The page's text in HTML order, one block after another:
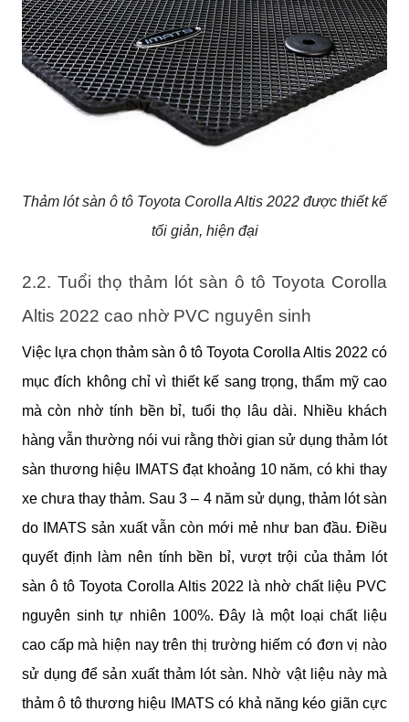
Thảm lót sàn ô tô Toyota Corolla Altis 2022 được thiết kế
tối giản, hiện đại
2.2. Tuổi thọ thảm lót sàn ô tô Toyota Corolla
Altis 2022 cao nhờ PVC nguyên sinh
Việc lựa chọn thảm sàn ô tô Toyota Corolla Altis 2022 có
mục đích không chỉ vì thiết kế sang trọng, thẩm mỹ cao
mà còn nhờ tính bền bỉ, tuổi thọ lâu dài. Nhiều khách
hàng vẫn thường nói vui rằng thời gian sử dụng thảm lót
sàn thương hiệu IMATS đạt khoảng 10 năm, có khi thay
xe chưa thay thảm. Sau 3 – 4 năm sử dụng, thảm lót sàn
do IMATS sản xuất vẫn còn mới mẻ như ban đầu. Điều
quyết định làm nên tính bền bỉ, vượt trội của thảm lót
sàn ô tô Toyota Corolla Altis 2022 là nhờ chất liệu PVC
nguyên sinh tự nhiên 100%. Đây là một loại chất liệu
cao cấp mà hiện nay trên thị trường hiếm có đơn vị nào
sử dụng để sản xuất thảm lót sàn. Nhờ vật liệu này mà
thảm ô tô thương hiệu IMATS có khả năng kéo giãn cực